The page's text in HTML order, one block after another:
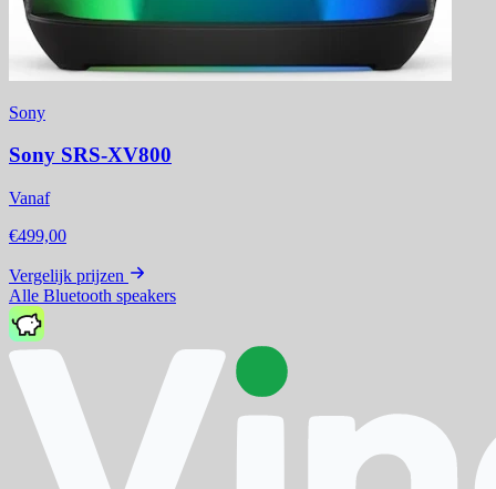
Sony
Sony SRS-XV800
Vanaf
€499,00
Vergelijk prijzen
Alle Bluetooth speakers